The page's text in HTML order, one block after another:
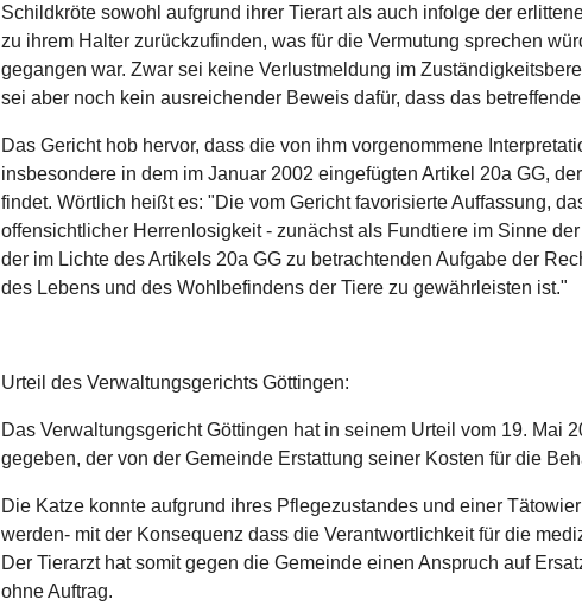
Schildkröte sowohl aufgrund ihrer Tierart als auch infolge der
zu ihrem Halter zurückzufinden, was für die Vermutung sprechen
gegangen war. Zwar sei keine Verlustmeldung im
sei aber noch kein ausreichender Beweis dafür, dass das
Das Gericht hob hervor, dass die von ihm vorgenommene
insbesondere in dem im Januar 2002 eingefügten Artikel 20a GG,
findet. Wörtlich heißt es: "Die vom Gericht favorisierte Auffassung,
offensichtlicher Herrenlosigkeit - zunächst als Fundtiere im Sinne
der im Lichte des Artikels 20a GG zu betrachtenden Aufgabe der
des Lebens und des Wohlbefindens der Tiere zu gewährleisten ist."
Urteil des Verwaltungsgerichts Göttingen:
Das Verwaltungsgericht Göttingen hat in seinem Urteil vom 19. Mai
gegeben, der von der Gemeinde Erstattung seiner Kosten für die
Die Katze konnte aufgrund ihres Pflegezustandes und einer
werden- mit der Konsequenz dass die Verantwortlichkeit für die
Der Tierarzt hat somit gegen die Gemeinde einen Anspruch auf
ohne Auftrag.